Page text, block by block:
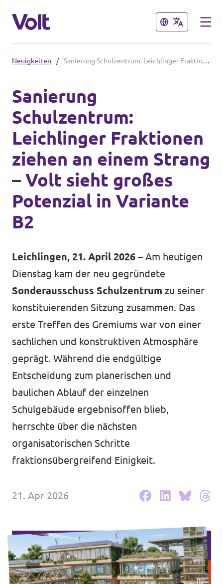
Schließen
Website von Volt NRW
Teams vor Ort in NRW
Volt in Deutschland
Website
Volt in deinem Bundesland
Volt Deutschland Merchandise Shop
Schließen
Programm
Über Volt
Menschen
Neuigkeiten
Presse
Mache bei uns mit!
Jobs bei Volt
Transparenz
Impressum
Neuigkeiten / Sanierung Schulzentrum: Leichlinger Fraktionen ziehen an einem Strang – Volt sieht großes Potenzial in Variante B2
Sanierung
Schulzentrum:
Leichlinger Fraktionen
ziehen an einem Strang
– Volt sieht großes
Potenzial in Variante
B2
Leichlingen, 21. April 2026 – Am heutigen
Dienstag kam der neu gegründete
Sonderausschuss Schulzentrum zu seiner
konstituierenden Sitzung zusammen. Das
erste Treffen des Gremiums war von einer
sachlichen und konstruktiven Atmosphäre
geprägt. Während die endgültige
Entscheidung zum planerischen und
baulichen Ablauf der einzelnen
Schulgebäude ergebnisoffen blieb,
herrschte über die nächsten
organisatorischen Schritte
fraktionsübergreifend Einigkeit.
21. Apr 2026